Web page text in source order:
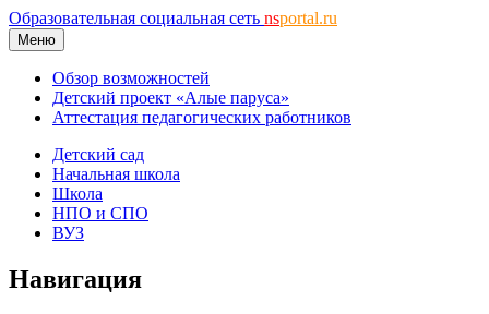
Образовательная социальная сеть nsportal.ru
Меню
Обзор возможностей
Детский проект «Алые паруса»
Аттестация педагогических работников
Детский сад
Начальная школа
Школа
НПО и СПО
ВУЗ
Навигация